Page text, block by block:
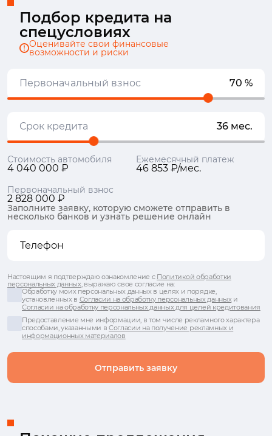
Подбор кредита на
спецусловиях
Оценивайте свои финансовые
возможности и риски
Первоначальный взнос 70 %
Срок кредита 36 мес.
Стоимость автомобиля
4 040 000 ₽
Ежемесячный платеж
46 853 ₽/мес.
Первоначальный взнос
2 828 000 ₽
Заполните заявку, которую сможете отправить в
несколько банков и узнать решение онлайн
Отправить заявку
Настоящим я подтверждаю ознакомление с Политикой обработки
персональных данных, выражаю свое согласие на:
Обработку моих персональных данных в целях и порядке,
установленных в Согласии на обработку персональных данныхи
Согласии на обработку персональных данных для целей кредитования
Предоставление мне информации, в том числе рекламного характера
способами, указанными вСогласии на получение рекламных и
информационных материалов